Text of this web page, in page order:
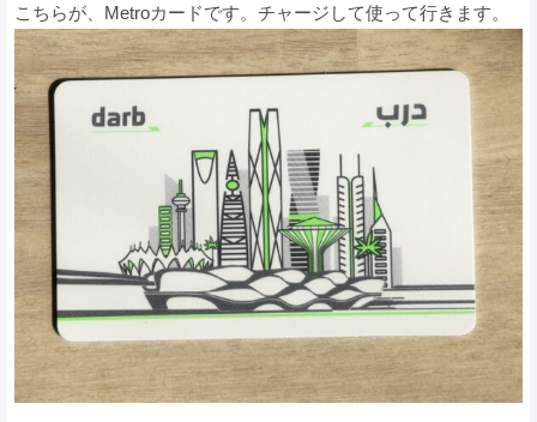
こちらが、Metroカードです。チャージして使って行きます。